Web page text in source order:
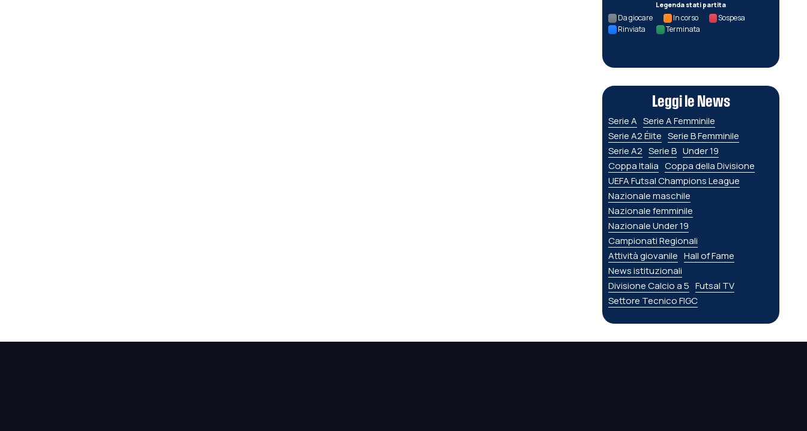
Legenda stati partita
Da giocare In corso
Sospesa
Rinviata
Terminata
Leggi le News
Serie A Serie A Femminile
Serie A2 Élite Serie B Femminile
Serie A2 Serie B Under 19
Coppa Italia Coppa della Divisione
UEFA Futsal Champions League
Nazionale maschile
Nazionale femminile
Nazionale Under 19
Campionati Regionali
Attività giovanile Hall of Fame
News istituzionali
Divisione Calcio a 5 Futsal TV
Settore Tecnico FIGC